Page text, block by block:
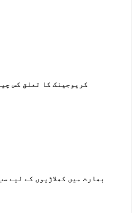
18. کریوجینک کا تعلق کس
بھارت میں کھلاڑیوں کے لیے